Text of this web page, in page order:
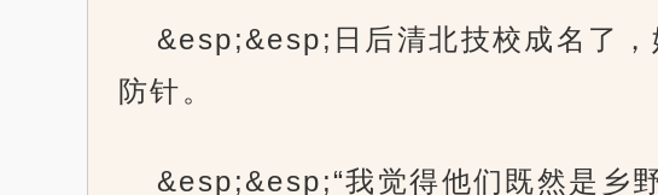
&esp;&esp;日后清北技校成名了
防针。
&esp;&esp;“我觉得他们既然是乡